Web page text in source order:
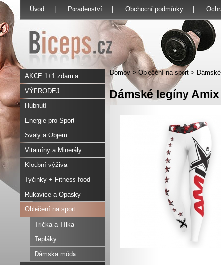
Úvod Poradenství Obchodní podmínky
Domov > Oblečení na sport >
AKCE 1+1 zdarma
VÝPRODEJ
Hubnutí
Energie pro Sport
Svaly a Objem
Vitamíny a Minerály
Kloubní výživa
Tyčinky + Fitness food
Rukavice a Opasky
Oblečení na sport
Trička a Tílka
Tepláky
Dámska móda
Dámské legíny Amix